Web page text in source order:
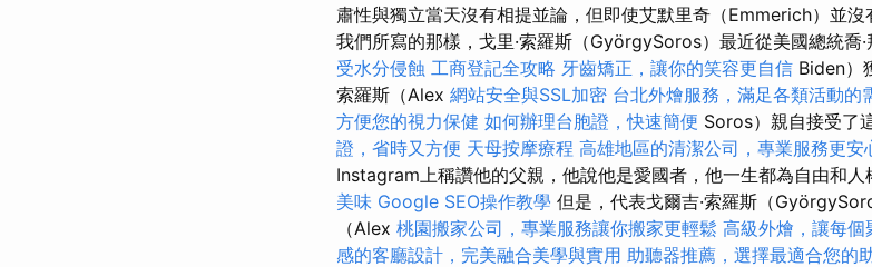
肅性與獨立當天沒有相提並論，但即使艾默里奇（Emmerich）並
我們所寫的那樣，戈里·索羅斯（GyörgySoros）最近從美國總統喬
受水分侵蝕 工商登記全攻略 牙齒矯正，讓你的笑容更自信 Biden）
索羅斯（Alex 網站安全與SSL加密 台北外燴服務，滿足各類活動的
方便您的視力保健 如何辦理台胞證，快速簡便 Soros）親自接受了
證，省時又方便 天母按摩療程 高雄地區的清潔公司，專業服務更安
Instagram上稱讚他的父親，他說他是愛國者，他一生都為自由和人
美味 Google SEO操作教學 但是，代表戈爾吉·索羅斯（
（Alex 桃園搬家公司，專業服務讓你搬家更輕鬆 高級外燴，讓每
感的客廳設計，完美融合美學與實用 助聽器推薦，選擇最適合您的